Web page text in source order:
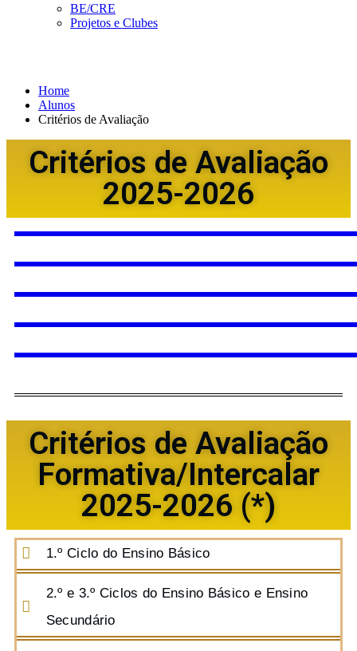
BE/CRE
Projetos e Clubes
Home
Alunos
Critérios de Avaliação
Critérios de Avaliação
2025-2026
Critérios de Avaliação
Formativa/Intercalar
2025-2026 (*)
1.º Ciclo do Ensino Básico
2.º e 3.º Ciclos do Ensino Básico e Ensino
Secundário